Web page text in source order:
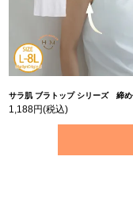
サラ肌 ブラトップ シリーズ 締め付けない リブ タンクトップ | 大きいサイズの通販
1,188円(税込)